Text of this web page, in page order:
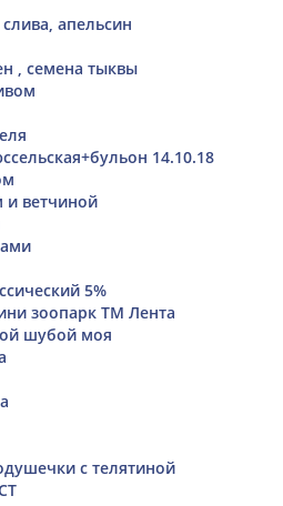
апельсин
, семена тыквы
14.10.18
ветчиной
5%
зоопарк ТМ Лента
шубой моя
с телятиной